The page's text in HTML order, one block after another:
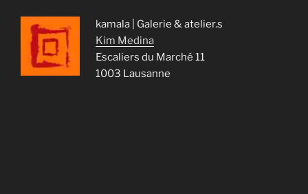
kamala | Galerie & atelier.s
Kim Medina
Escaliers du Marché 11
1003 Lausanne